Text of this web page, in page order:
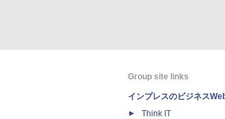
Group site links
インプレスのビジネス
Think IT